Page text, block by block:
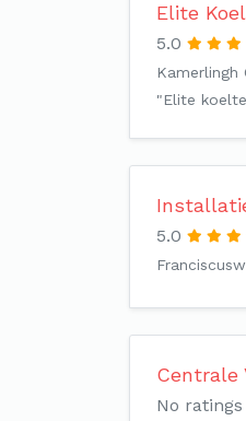
Elite
5.0
Kamerlingh
"Elite
5.0
Centrale
No